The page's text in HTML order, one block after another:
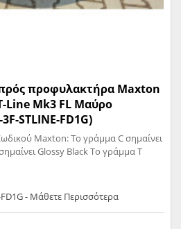
προφυλακτήρα Maxton
Line Mk3 FL Μαύρο
STLINE-FD1G)
Maxton: Το γράμμα C σημαίνει
Glossy Black Το γράμμα T
- Μάθετε Περισσότερα